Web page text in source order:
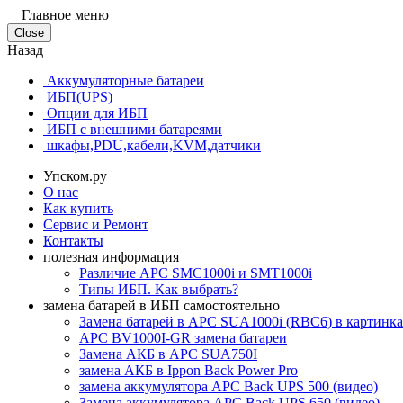
Главное меню
Close
Назад
Аккумуляторные батареи
ИБП(UPS)
Опции для ИБП
ИБП с внешними батареями
шкафы,PDU,кабели,KVM,датчики
Упском.ру
О нас
Как купить
Сервис и Ремонт
Контакты
полезная информация
Различие APC SMC1000i и SMT1000i
Типы ИБП. Как выбрать?
замена батарей в ИБП самостоятельно
Замена батарей в APC SUA1000i (RBC6) в
APC BV1000I-GR замена батареи
Замена АКБ в APC SUA750I
замена АКБ в Ippon Back Power Pro
замена аккумулятора APC Back UPS 500 (видео)